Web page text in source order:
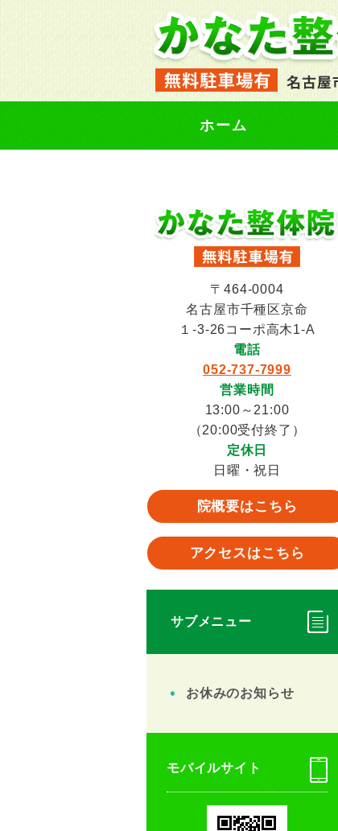
ホーム
〒464-0004
名古屋市千種区京命
１-3-26コーポ高木1-A
電話
052-737-7999
営業時間
13:00～21:00
（20:00受付終了）
定休日
日曜・祝日
院概要はこちら
アクセスはこちら
サブメニュー
お休みのお知らせ
モバイルサイト